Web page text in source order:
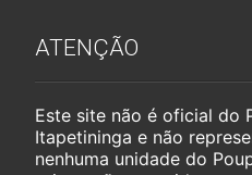
ATENÇÃO
Este site não é oficial do
Itapetininga e não
nenhuma unidade do